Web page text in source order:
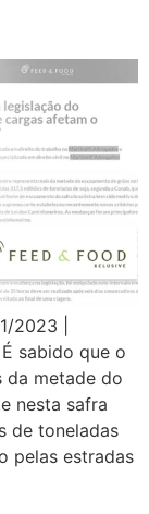
2023 |
sabido que o
da metade do
nesta safra
de toneladas
pelas estradas